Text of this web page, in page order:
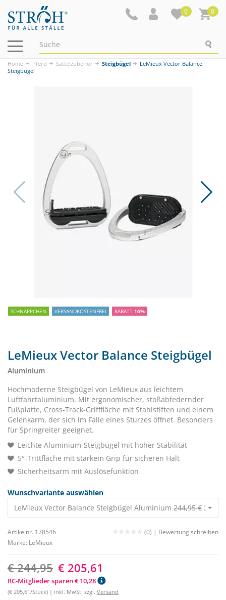
0 0
Navigation
ein-/ausblenden
Home Pferd Sattelzubehör Steigbügel
LeMieux Vector Balance
Steigbügel
SCHNÄPPCHEN VERSANDKOSTENFREI RABATT 16%
LeMieux Vector Balance Steigbügel
Aluminium
Hochmoderne Steigbügel von LeMieux aus leichtem
Luftfahrtaluminium. Mit ergonomischer, stoßabfedernder
Fußplatte, Cross-Track-Grifffläche mit Stahlstiften und einem
Gelenkarm, der sich im Falle eines Sturzes öffnet. Besonders
für Springreiter geeignet.
Leichte Aluminium-Steigbügel mit hoher Stabilität
5°-Trittfläche mit starkem Grip für sicheren Halt
Sicherheitsarm mit Auslösefunktion
Wunschvariante auswählen
LeMieux Vector Balance Steigbügel Aluminium 244,95 €
Artikelnr. 178546 (0) | Bewertung schreiben
Marke: LeMieux
€ 244,95 € 205,61
RC-Mitglieder sparen € 10,28
(€ 205,61/Stück) | inkl. MwSt. zzgl. Versand